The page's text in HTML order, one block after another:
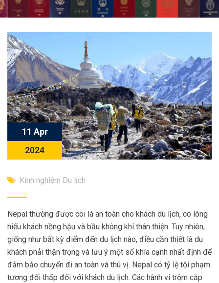
11 Apr
2024
Kinh nghiệm Du lịch
Nepal thường được coi là an toàn cho khách du lịch, có lòng
hiếu khách nồng hậu và bầu không khí thân thiện. Tuy nhiên,
giống như bất kỳ điểm đến du lịch nào, điều cần thiết là du
khách phải thận trọng và lưu ý một số khía cạnh nhất định để
đảm bảo chuyến đi an toàn và thú vị. Nepal có tỷ lệ tội phạm
tương đối thấp đối với khách du lịch. Các hành vi trộm cắp